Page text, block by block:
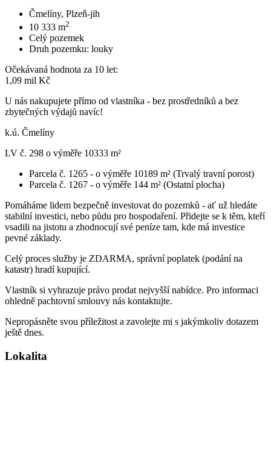
Čmelíny, Plzeň-jih
10 333 m2
Celý pozemek
Druh pozemku: louky
Očekávaná hodnota za 10 let:
1,09 mil Kč
U nás nakupujete přímo od vlastníka - bez prostředníků a bez
zbytečných výdajů navíc!
k.ú. Čmelíny
LV č. 298 o výměře 10333 m²
Parcela č. 1265 - o výměře 10189 m² (Trvalý travní porost)
Parcela č. 1267 - o výměře 144 m² (Ostatní plocha)
Pomáháme lidem bezpečně investovat do pozemků - ať už hledáte
stabilní investici, nebo půdu pro hospodaření. Přidejte se k těm, kteří
vsadili na jistotu a zhodnocují své peníze tam, kde má investice
pevné základy.
Celý proces služby je ZDARMA, správní poplatek (podání na
katastr) hradí kupující.
Vlastník si vyhrazuje právo prodat nejvyšší nabídce. Pro informaci
ohledně pachtovní smlouvy nás kontaktujte.
Nepropásněte svou příležitost a zavolejte mi s jakýmkoliv dotazem
ještě dnes.
Lokalita